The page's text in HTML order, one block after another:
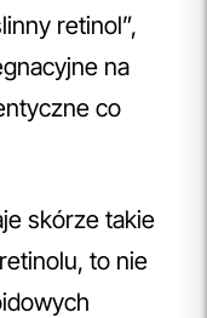
retinol”,
na
co
skórze takie
to nie